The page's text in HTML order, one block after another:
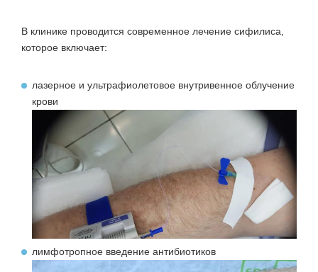
В клинике проводится современное лечение сифилиса,
которое включает:
лазерное и ультрафиолетовое внутривенное облучение
крови
лимфотропное введение антибиотиков